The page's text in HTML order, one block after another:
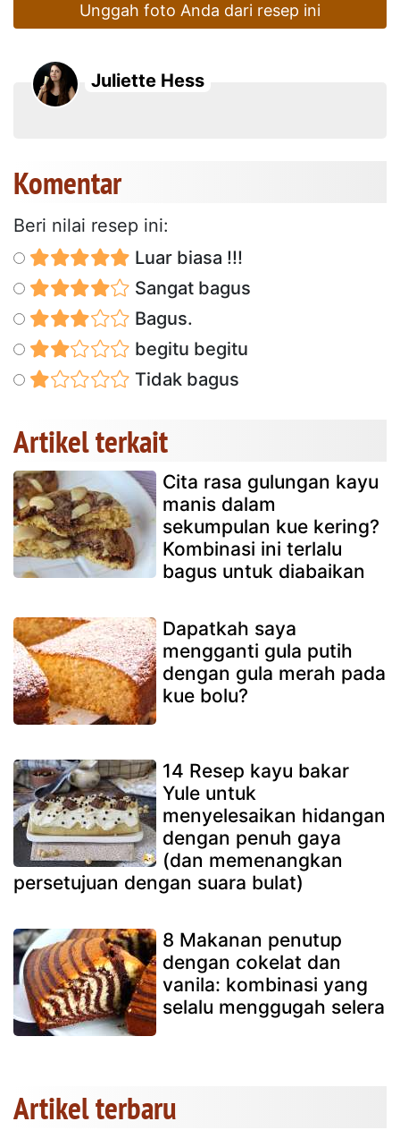
Unggah foto Anda dari resep ini
Juliette Hess
Komentar
Beri nilai resep ini:
Luar biasa !!!
Sangat bagus
Bagus.
begitu begitu
Tidak bagus
Artikel terkait
Cita rasa gulungan kayu
manis dalam
sekumpulan kue kering?
Kombinasi ini terlalu
bagus untuk diabaikan
Dapatkah saya
mengganti gula putih
dengan gula merah pada
kue bolu?
14 Resep kayu bakar
Yule untuk
menyelesaikan hidangan
dengan penuh gaya
(dan memenangkan
persetujuan dengan suara bulat)
8 Makanan penutup
dengan cokelat dan
vanila: kombinasi yang
selalu menggugah selera
Artikel terbaru